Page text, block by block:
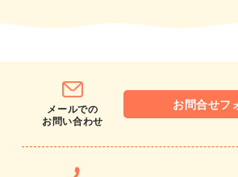
メールでの
お問い合わせ
お問合せフ